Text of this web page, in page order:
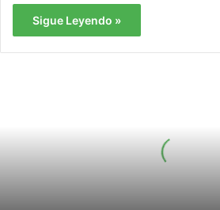
Sigue Leyendo »